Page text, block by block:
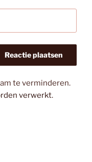
te verminderen.
verwerkt.